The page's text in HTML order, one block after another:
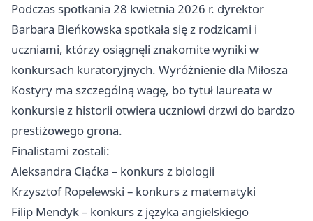
Podczas spotkania 28 kwietnia 2026 r. dyrektor
Barbara Bieńkowska spotkała się z rodzicami i
uczniami, którzy osiągnęli znakomite wyniki w
konkursach kuratoryjnych. Wyróżnienie dla Miłosza
Kostyry ma szczególną wagę, bo tytuł laureata w
konkursie z historii otwiera uczniowi drzwi do bardzo
prestiżowego grona.
Finalistami zostali:
Aleksandra Ciąćka – konkurs z biologii
Krzysztof Ropelewski – konkurs z matematyki
Filip Mendyk – konkurs z języka angielskiego